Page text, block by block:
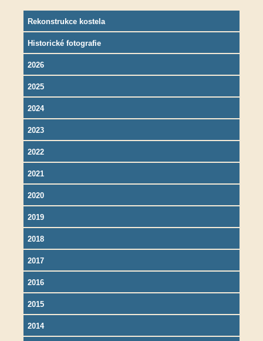
Rekonstrukce kostela
Historické fotografie
2026
2025
2024
2023
2022
2021
2020
2019
2018
2017
2016
2015
2014